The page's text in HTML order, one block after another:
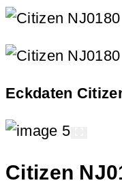
Eckdaten
Citizen